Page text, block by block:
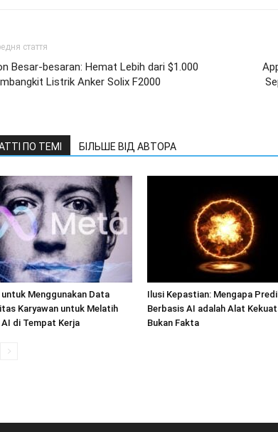
стаття
Besar-besaran: Hemat Lebih dari $1.000
Listrik Anker Solix F2000
ПО ТЕМІ БІЛЬШЕ ВІД АВТОРА
Menggunakan Data
Karyawan untuk Melatih
di Tempat Kerja
Ilusi Kepastian: Mengapa
Berbasis AI adalah Alat
Bukan Fakta